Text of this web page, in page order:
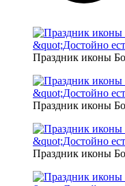
Праздник иконы
Праздник иконы
Праздник иконы